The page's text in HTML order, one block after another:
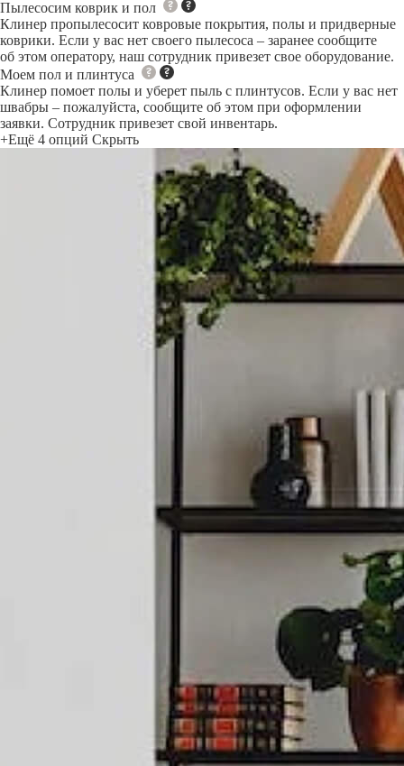
Пылесосим коврик и пол
Клинер пропылесосит ковровые покрытия, полы и придверные
коврики. Если у вас нет своего пылесоса – заранее сообщите
об этом оператору, наш сотрудник привезет свое оборудование.
Моем пол и плинтуса
Клинер помоет полы и уберет пыль с плинтусов. Если у вас нет
швабры – пожалуйста, сообщите об этом при оформлении
заявки. Сотрудник привезет свой инвентарь.
+Ещё 4 опций Скрыть